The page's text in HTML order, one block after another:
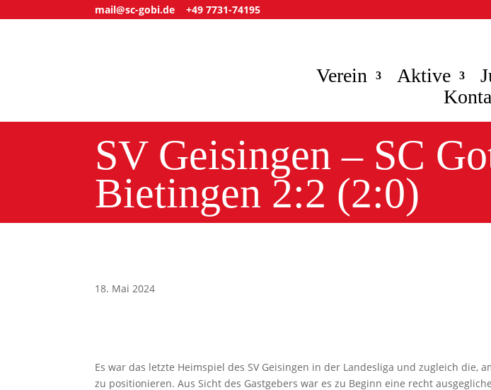
mail@sc-gobi.de +49 7731-74195
Verein Aktive
SV Geisingen – SC
Bietingen 2:2 (2:0)
18. Mai 2024
Es war das letzte Heimspiel des SV Geisingen in der Landesliga und zugleich die,
zu positionieren. Aus Sicht des Gastgebers war es zu Beginn eine recht